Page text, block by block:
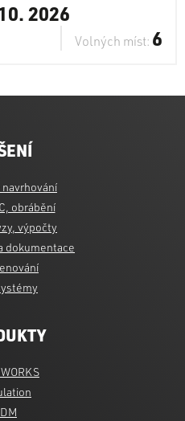
2026
Volných míst: 6
navrhování
obrábění
výpočty
dokumentace